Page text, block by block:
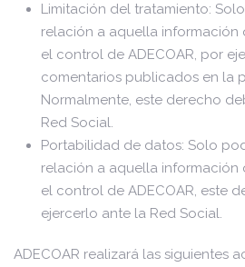
Limitación del tratamiento:
relación a aquella información
el control de ADECOAR, por
comentarios publicados en la
Normalmente, este derecho
Red Social.
Portabilidad de datos: Solo
relación a aquella información
el control de ADECOAR, este
ejercerlo ante la Red Social.
ADECOAR realizará las siguientes